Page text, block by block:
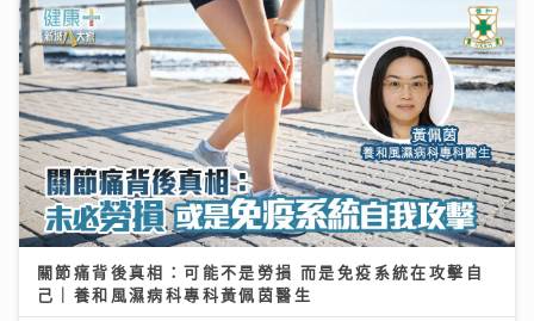
關節痛背後真相：可能不是勞損 而是免疫系統在攻擊自
己｜養和風濕病科專科黃佩茵醫生